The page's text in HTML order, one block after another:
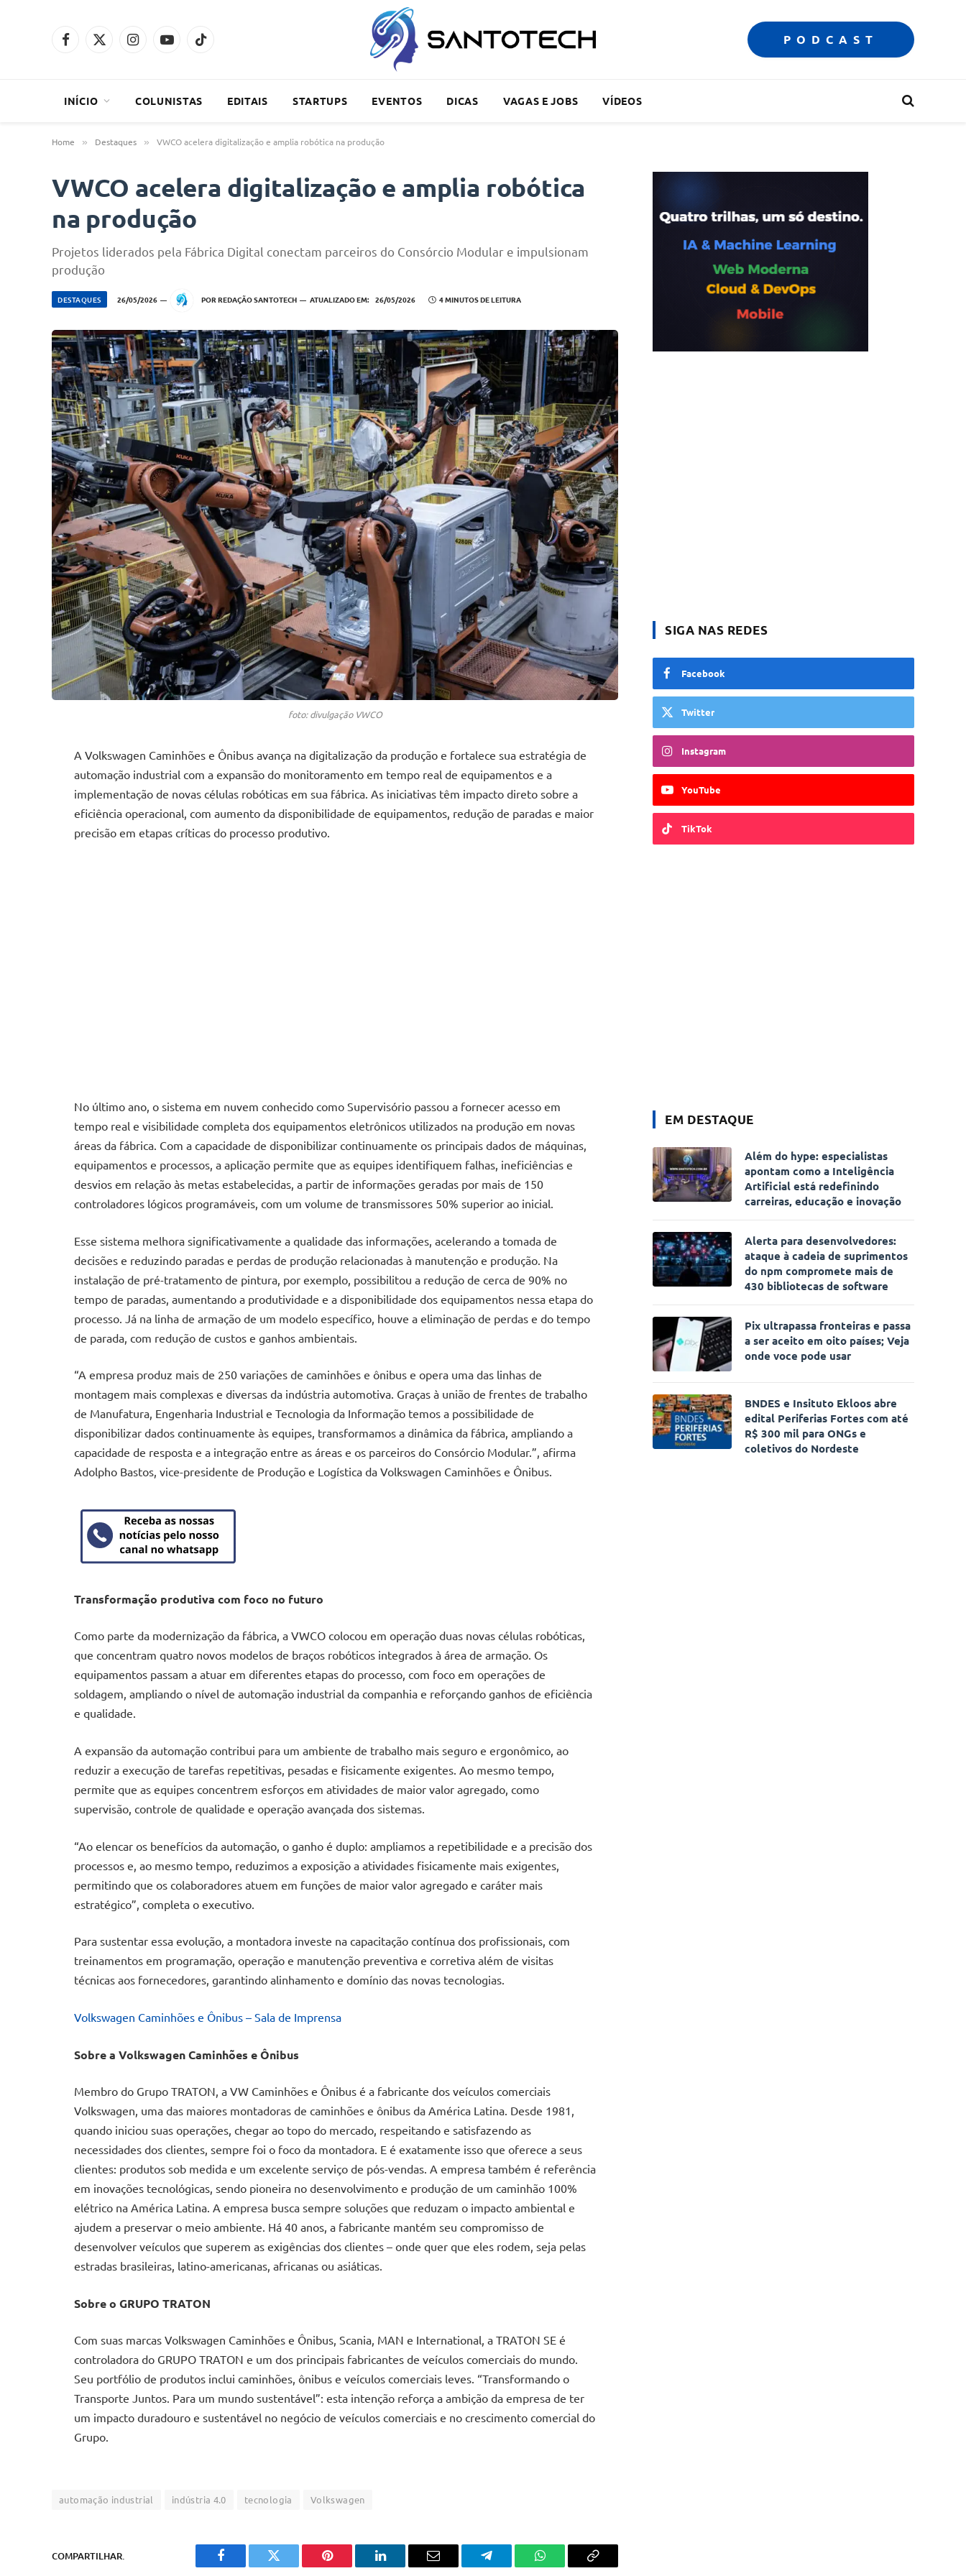
Facebook
X
InstagramYouTubeTikTok PODCAST
INÍCIO COLUNISTAS EDITAIS STARTUPS EVENTOS DICAS VAGAS E JOBS VÍDEOS
Home » Destaques » VWCO acelera digitalização e amplia robótica na produção
VWCO acelera digitalização e amplia robótica
na produção
Projetos liderados pela Fábrica Digital conectam parceiros do Consórcio Modular e impulsionam
produção
DESTAQUES 26/05/2026 POR REDAÇÃO SANTOTECH ATUALIZADO EM: 26/05/2026 4 MINUTOS DE LEITURA
foto: divulgação VWCO
A Volkswagen Caminhões e Ônibus avança na digitalização da produção e fortalece sua estratégia de
automação industrial com a expansão do monitoramento em tempo real de equipamentos e a
implementação de novas células robóticas em sua fábrica. As iniciativas têm impacto direto sobre a
eficiência operacional, com aumento da disponibilidade de equipamentos, redução de paradas e maior
precisão em etapas críticas do processo produtivo.
No último ano, o sistema em nuvem conhecido como Supervisório passou a fornecer acesso em
tempo real e visibilidade completa dos equipamentos eletrônicos utilizados na produção em novas
áreas da fábrica. Com a capacidade de disponibilizar continuamente os principais dados de máquinas,
equipamentos e processos, a aplicação permite que as equipes identifiquem falhas, ineficiências e
desvios em relação às metas estabelecidas, a partir de informações geradas por mais de 150
controladores lógicos programáveis, com um volume de transmissores 50% superior ao inicial.
Esse sistema melhora significativamente a qualidade das informações, acelerando a tomada de
decisões e reduzindo paradas e perdas de produção relacionadas à manutenção e produção. Na
instalação de pré-tratamento de pintura, por exemplo, possibilitou a redução de cerca de 90% no
tempo de paradas, aumentando a produtividade e a disponibilidade dos equipamentos nessa etapa do
processo. Já na linha de armação de um modelo específico, houve a eliminação de perdas e do tempo
de parada, com redução de custos e ganhos ambientais.
“A empresa produz mais de 250 variações de caminhões e ônibus e opera uma das linhas de
montagem mais complexas e diversas da indústria automotiva. Graças à união de frentes de trabalho
de Manufatura, Engenharia Industrial e Tecnologia da Informação temos a possibilidade de
disponibilizar dados continuamente às equipes, transformamos a dinâmica da fábrica, ampliando a
capacidade de resposta e a integração entre as áreas e os parceiros do Consórcio Modular.”, afirma
Adolpho Bastos, vice-presidente de Produção e Logística da Volkswagen Caminhões e Ônibus.
Transformação produtiva com foco no futuro
Como parte da modernização da fábrica, a VWCO colocou em operação duas novas células robóticas,
que concentram quatro novos modelos de braços robóticos integrados à área de armação. Os
equipamentos passam a atuar em diferentes etapas do processo, com foco em operações de
soldagem, ampliando o nível de automação industrial da companhia e reforçando ganhos de eficiência
e qualidade.
A expansão da automação contribui para um ambiente de trabalho mais seguro e ergonômico, ao
reduzir a execução de tarefas repetitivas, pesadas e fisicamente exigentes. Ao mesmo tempo,
permite que as equipes concentrem esforços em atividades de maior valor agregado, como
supervisão, controle de qualidade e operação avançada dos sistemas.
“Ao elencar os benefícios da automação, o ganho é duplo: ampliamos a repetibilidade e a precisão dos
processos e, ao mesmo tempo, reduzimos a exposição a atividades fisicamente mais exigentes,
permitindo que os colaboradores atuem em funções de maior valor agregado e caráter mais
estratégico”, completa o executivo.
Para sustentar essa evolução, a montadora investe na capacitação contínua dos profissionais, com
treinamentos em programação, operação e manutenção preventiva e corretiva além de visitas
técnicas aos fornecedores, garantindo alinhamento e domínio das novas tecnologias.
Volkswagen Caminhões e Ônibus – Sala de Imprensa
Sobre a Volkswagen Caminhões e Ônibus
Membro do Grupo TRATON, a VW Caminhões e Ônibus é a fabricante dos veículos comerciais
Volkswagen, uma das maiores montadoras de caminhões e ônibus da América Latina. Desde 1981,
quando iniciou suas operações, chegar ao topo do mercado, respeitando e satisfazendo as
necessidades dos clientes, sempre foi o foco da montadora. E é exatamente isso que oferece a seus
clientes: produtos sob medida e um excelente serviço de pós-vendas. A empresa também é referência
em inovações tecnológicas, sendo pioneira no desenvolvimento e produção de um caminhão 100%
elétrico na América Latina. A empresa busca sempre soluções que reduzam o impacto ambiental e
ajudem a preservar o meio ambiente. Há 40 anos, a fabricante mantém seu compromisso de
desenvolver veículos que superem as exigências dos clientes – onde quer que eles rodem, seja pelas
estradas brasileiras, latino-americanas, africanas ou asiáticas.
Sobre o GRUPO TRATON
Com suas marcas Volkswagen Caminhões e Ônibus, Scania, MAN e International, a TRATON SE é
controladora do GRUPO TRATON e um dos principais fabricantes de veículos comerciais do mundo.
Seu portfólio de produtos inclui caminhões, ônibus e veículos comerciais leves. “Transformando o
Transporte Juntos. Para um mundo sustentável”: esta intenção reforça a ambição da empresa de ter
um impacto duradouro e sustentável no negócio de veículos comerciais e no crescimento comercial do
Grupo.
automação industrial indústria 4.0 tecnologia Volkswagen
COMPARTILHAR.
Facebook Twitter Pinterest LinkedIn Email Telegram WhatsAppCopiar
SIGA NAS REDES
Facebook
Twitter
Instagram
YouTube
TikTok
EM DESTAQUE
Além do hype: especialistas
apontam como a Inteligência
Artificial está redefinindo
carreiras, educação e inovação
Alerta para desenvolvedores:
ataque à cadeia de suprimentos
do npm compromete mais de
430 bibliotecas de software
Pix ultrapassa fronteiras e passa
a ser aceito em oito países; Veja
onde voce pode usar
BNDES e Insituto Ekloos abre
edital Periferias Fortes com até
R$ 300 mil para ONGs e
coletivos do Nordeste